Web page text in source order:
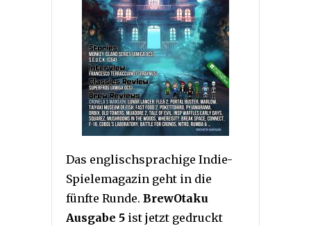
Das englischsprachige Indie-
Spielemagazin geht in die
fünfte Runde. BrewOtaku
Ausgabe 5 ist jetzt gedruckt